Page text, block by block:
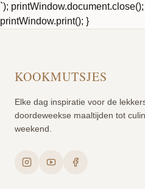
`);
printWindow.print(); }
KOOKMUTSJES
Elke dag inspiratie voor de
doordeweekse maaltijden tot
weekend.